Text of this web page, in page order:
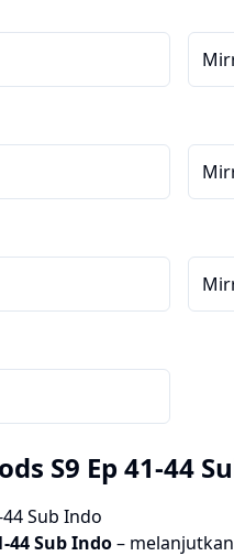
S9 Ep 41-44
Sub Indo
44 Sub Indo–